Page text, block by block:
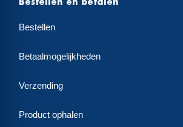
Bestellen
Betaalmogelijkheden
Verzending
Product ophalen